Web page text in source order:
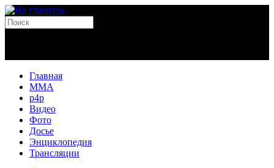
Главная
MMA
p4p
Видео
Фото
Досье
Энциклопедия
Трансляции